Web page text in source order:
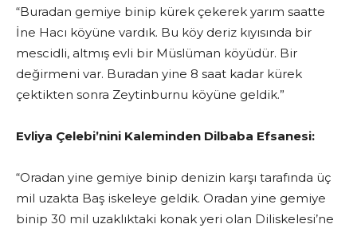
“Buradan gemiye binip kürek çekerek yarım saatte
İne Hacı köyüne vardık. Bu köy deriz kıyısında bir
mescidli, altmış evli bir Müslüman köyüdür. Bir
değirmeni var. Buradan yine 8 saat kadar kürek
çektikten sonra Zeytinburnu köyüne geldik.”
Evliya Çelebi’nini Kaleminden Dilbaba Efsanesi:
“Oradan yine gemiye binip denizin karşı tarafında üç
mil uzakta Baş iskeleye geldik. Oradan yine gemiye
binip 30 mil uzaklıktaki konak yeri olan Diliskelesi’ne